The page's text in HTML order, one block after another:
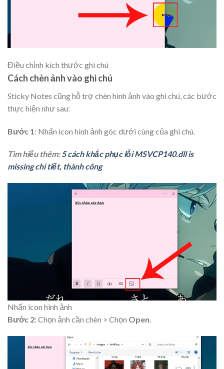
Điều chỉnh kích thước ghi chú
Cách chèn ảnh vào ghi chú
Sticky Notes cũng hỗ trợ chèn hình ảnh vào ghi chú, các bước
thực hiện như sau:
Bước 1 : Nhấn icon hình ảnh góc dưới cùng của ghi chú.
Tìm hiểu thêm:5 cách khắc phục lỗi MSVCP140.dll is
missing chi tiết, thành công
Nhấn icon hình ảnh
Bước 2: Chọn ảnh cần chèn > Chọn Open.